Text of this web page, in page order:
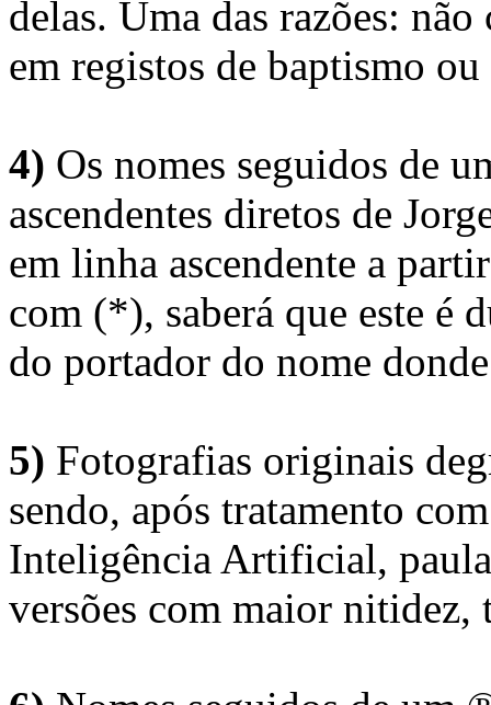
delas. Uma das razões:
em registos de baptismo
4) Os nomes seguidos de
ascendentes diretos de
em linha ascendente a
com (*), saberá que este é
do portador do nome
5) Fotografias originais
sendo, após tratamento
Inteligência Artificial,
versões com maior nitidez,